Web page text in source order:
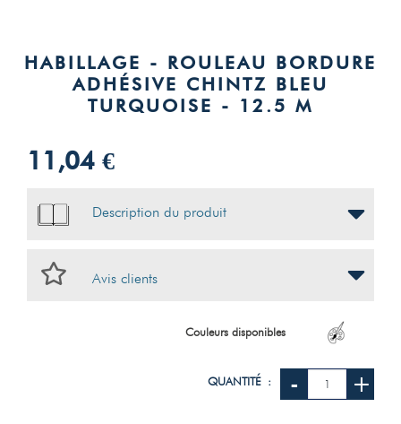
HABILLAGE - ROULEAU BORDURE
ADHÉSIVE CHINTZ BLEU
TURQUOISE - 12.5 M
11,04 €
Description du produit
Avis clients
Couleurs disponibles
QUANTITÉ : - +